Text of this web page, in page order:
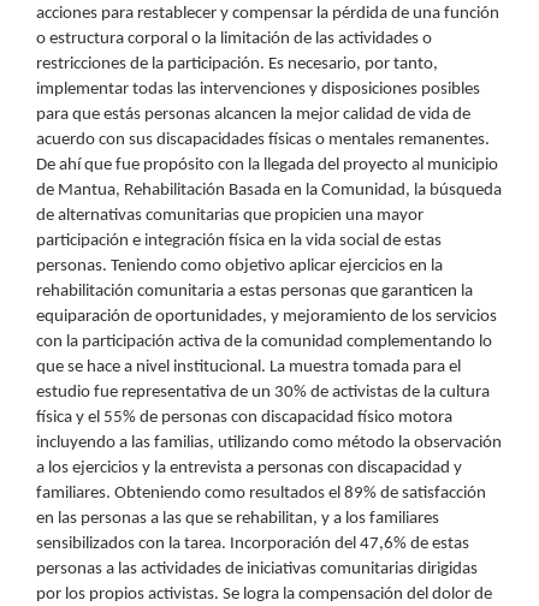
acciones para restablecer y compensar la pérdida de una función
o estructura corporal o la limitación de las actividades o
restricciones de la participación. Es necesario, por tanto,
implementar todas las intervenciones y disposiciones posibles
para que estás personas alcancen la mejor calidad de vida de
acuerdo con sus discapacidades físicas o mentales remanentes.
De ahí que fue propósito con la llegada del proyecto al municipio
de Mantua, Rehabilitación Basada en la Comunidad, la búsqueda
de alternativas comunitarias que propicien una mayor
participación e integración física en la vida social de estas
personas. Teniendo como objetivo aplicar ejercicios en la
rehabilitación comunitaria a estas personas que garanticen la
equiparación de oportunidades, y mejoramiento de los servicios
con la participación activa de la comunidad complementando lo
que se hace a nivel institucional. La muestra tomada para el
estudio fue representativa de un 30% de activistas de la cultura
física y el 55% de personas con discapacidad físico motora
incluyendo a las familias, utilizando como método la observación
a los ejercicios y la entrevista a personas con discapacidad y
familiares. Obteniendo como resultados el 89% de satisfacción
en las personas a las que se rehabilitan, y a los familiares
sensibilizados con la tarea. Incorporación del 47,6% de estas
personas a las actividades de iniciativas comunitarias dirigidas
por los propios activistas. Se logra la compensación del dolor de